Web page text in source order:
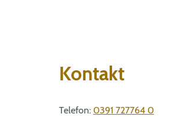
Kontakt
Telefon: 0391 727764 0